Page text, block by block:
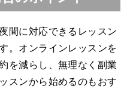
間に対応できるレッスン
。オンラインレッスンを
を減らし、無理なく副業
スンから始めるのもおす